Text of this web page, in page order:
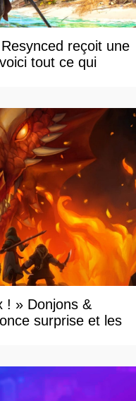
reçoit une
tout ce qui
! » Donjons &
surprise et les